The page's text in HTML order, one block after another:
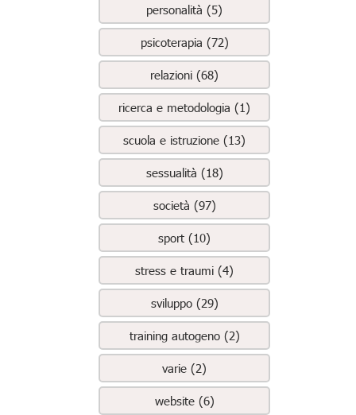
personalità (5)
psicoterapia (72)
relazioni (68)
ricerca e metodologia (1)
scuola e istruzione (13)
sessualità (18)
società (97)
sport (10)
stress e traumi (4)
sviluppo (29)
training autogeno (2)
varie (2)
website (6)